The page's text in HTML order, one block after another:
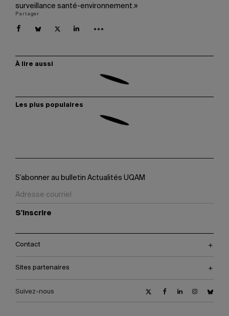
surveillance santé-environnement.»
Partager
À lire aussi
Les plus populaires
S’abonner au bulletin Actualités UQAM
S'inscrire
Contact
Sites partenaires
Suivez-nous